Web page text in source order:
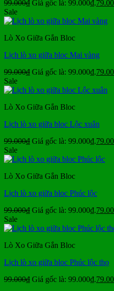
99.000₫ Giá gốc là: 99.000₫.
Sale
Lò Xo Giữa Gắn Bloc
Lịch lò xo giữa bloc Mai vàng
99.000₫ Giá gốc là: 99.000₫.
Sale
Lò Xo Giữa Gắn Bloc
Lịch lò xo giữa bloc Lộc xuân
99.000₫ Giá gốc là: 99.000₫.
Sale
Lò Xo Giữa Gắn Bloc
Lịch lò xo giữa bloc Phúc lộc
99.000₫ Giá gốc là: 99.000₫.
Sale
Lò Xo Giữa Gắn Bloc
Lịch lò xo giữa bloc Phúc lộc thọ
99.000₫ Giá gốc là: 99.000₫.